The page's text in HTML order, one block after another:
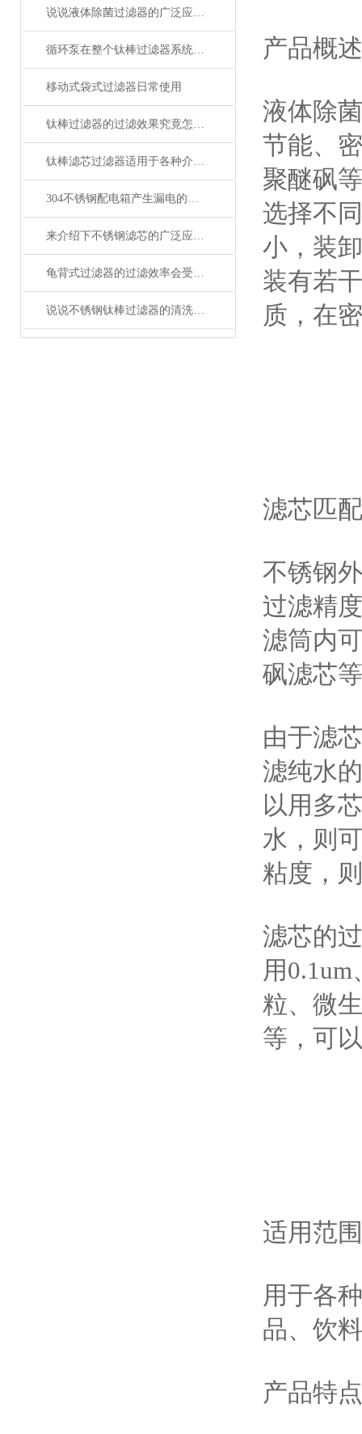
说说液体除菌过滤器的广泛应用领域
循环泵在整个钛棒过滤器系统当中至关重要
移动式袋式过滤器日常使用
钛棒过滤器的过滤效果究竟怎样？
钛棒滤芯过滤器适用于各种介质的气液过滤
304不锈钢配电箱产生漏电的原因
来介绍下不锈钢滤芯的广泛应用场景
龟背式过滤器的过滤效率会受到哪些因素的影响？
说说不锈钢钛棒过滤器的清洗方法
产品概
液体除
节能、
聚醚砜
选择不
小，装
装有若
质，在
滤芯匹
不锈钢
过滤精
滤筒内
砜滤芯
由于滤
滤纯水
以用多
水，则
粘度，
滤芯的
用
粒、微
等，可
适用范
用于各
品、饮
产品特